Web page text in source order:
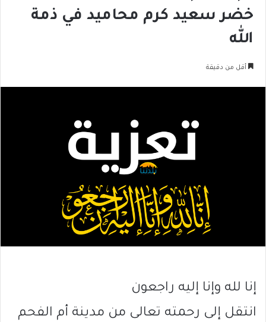
خضر سعيد كرم محاميد في ذمة
الله
أقل من دقيقة
إنا لله وإنا إليه راجعون
انتقل إلى رحمته تعالى من مدينة أم الفحم